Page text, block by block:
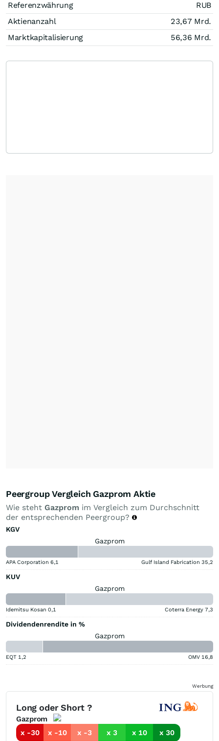
Referenzwährung
RUB
Aktienanzahl
23,67 Mrd.
Marktkapitalisierung
56,36 Mrd.
Peergroup Vergleich Gazprom Aktie
Wie steht Gazprom im Vergleich zum Durchschnitt
der entsprechenden Peergroup?
KGV
Gazprom
APA Corporation 6,1 Gulf Island Fabrication 35,2
KUV
Gazprom
Idemitsu Kosan 0,1 Coterra Energy 7,3
Dividendenrendite in %
Gazprom
EQT 1,2 OMV 16,8
Werbung
Long oder Short ?
Gazprom
x -30
x -10 x -3 x 3 x 10 x 30